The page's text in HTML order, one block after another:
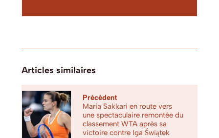
Articles similaires
Précédent
Maria Sakkari en route vers
une spectaculaire remontée du
classement WTA après sa
victoire contre Iga Świątek